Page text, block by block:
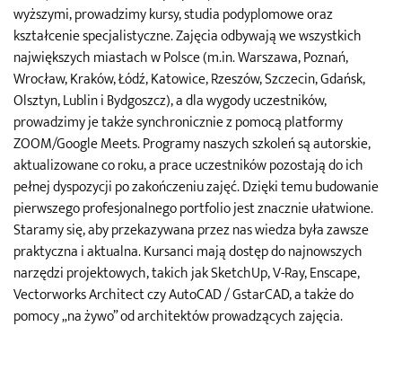
wyższymi, prowadzimy kursy, studia podyplomowe oraz
kształcenie specjalistyczne. Zajęcia odbywają we wszystkich
największych miastach w Polsce (m.in. Warszawa, Poznań,
Wrocław, Kraków, Łódź, Katowice, Rzeszów, Szczecin, Gdańsk,
Olsztyn, Lublin i Bydgoszcz), a dla wygody uczestników,
prowadzimy je także synchronicznie z pomocą platformy
ZOOM/Google Meets. Programy naszych szkoleń są autorskie,
aktualizowane co roku, a prace uczestników pozostają do ich
pełnej dyspozycji po zakończeniu zajęć. Dzięki temu budowanie
pierwszego profesjonalnego portfolio jest znacznie ułatwione.
Staramy się, aby przekazywana przez nas wiedza była zawsze
praktyczna i aktualna. Kursanci mają dostęp do najnowszych
narzędzi projektowych, takich jak SketchUp, V-Ray, Enscape,
Vectorworks Architect czy AutoCAD / GstarCAD, a także do
pomocy „na żywo” od architektów prowadzących zajęcia.